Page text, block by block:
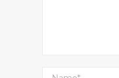
Name *